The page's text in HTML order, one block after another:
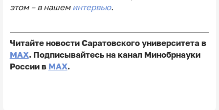
этом – в нашем интервью.
Читайте новости Саратовского университета в
MAX. Подписывайтесь на канал Минобрнауки
России в MAX.